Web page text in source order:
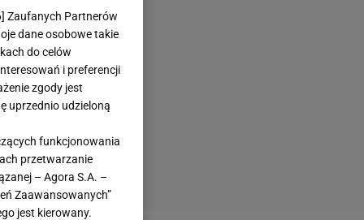
] Zaufanych Partnerów
dane osobowe takie
do celów
i preferencji
zgody jest
uprzednio udzieloną
funkcjonowania
przetwarzanie
– Agora S.A. –
Zaawansowanych”
jest kierowany.